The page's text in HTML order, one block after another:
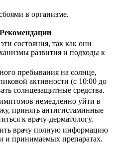
в организме.
Рекомендации
состояния, так как они
развития и подходы к
пребывания на солнце,
активности (с 10:00 до
солнцезащитные средства.
немедленно уйти в
принять антигистаминные
к врачу-дерматологу.
врачу полную информацию
и принимаемых препаратах.